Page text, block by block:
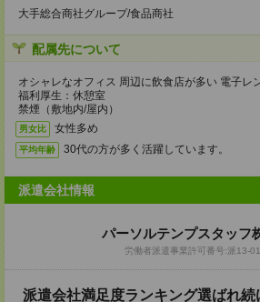
大手総合商社グループ/食品商社
配属先について
オシャレなオフィス 周辺に飲食店が多い 電子レ
福利厚生：休憩室
禁煙（敷地内/屋内）
男女比 女性多め
平均年齢 30代の方が多く活躍しています。
派遣会社情報
パーソルテンプスタッフ
労働者派遣事業許可番号:派13-
派遣会社満足度ランキング選ばれ続